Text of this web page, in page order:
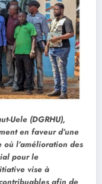
Uele (DGRHU),
en faveur d’une
l’amélioration des
pour le
vise à